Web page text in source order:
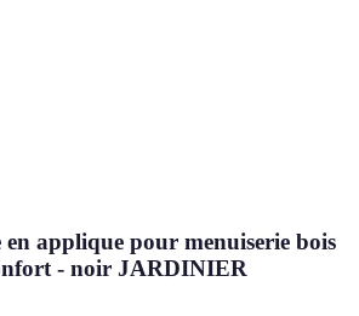
en applique pour menuiserie bois
- noir JARDINIER